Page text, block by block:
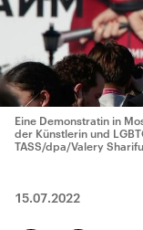
Eine Demonstratin in
der Künstlerin und
TASS/dpa/Valery
15.07.2022